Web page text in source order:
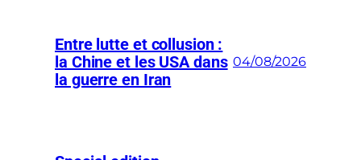
Entre lutte et collusion :
la Chine et les USA dans
la guerre en Iran
04/08/2026